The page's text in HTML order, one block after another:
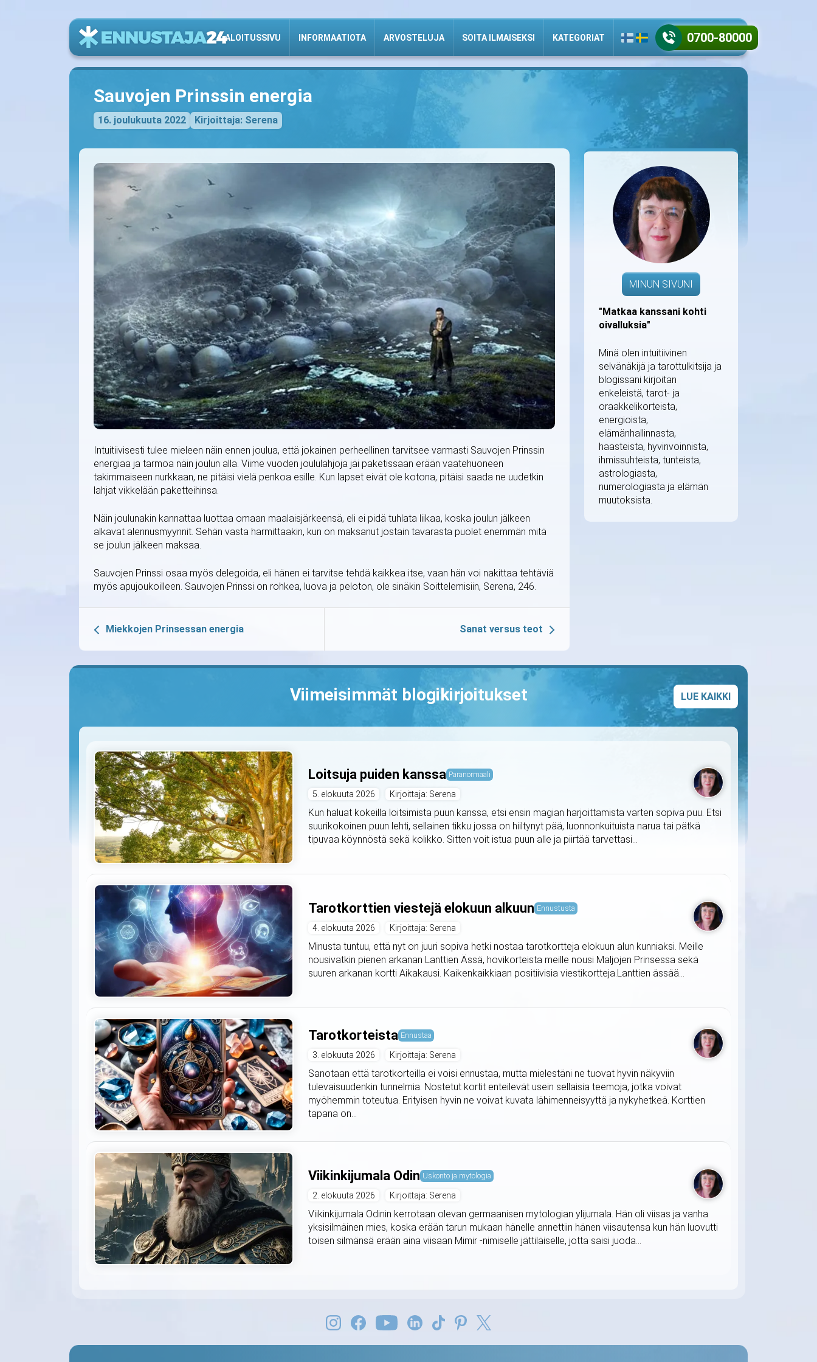
ALOITUSSIVU INFORMAATIOTA ARVOSTELUJA SOITA ILMAISEKSI KATEGORIAT 0700-80000
Sauvojen Prinssin energia
16. joulukuuta 2022 Kirjoittaja: Serena
Intuitiivisesti tulee mieleen näin ennen joulua, että jokainen perheellinen tarvitsee varmasti Sauvojen Prinssin
energiaa ja tarmoa näin joulun alla. Viime vuoden joululahjoja jäi paketissaan erään vaatehuoneen
takimmaiseen nurkkaan, ne pitäisi vielä penkoa esille. Kun lapset eivät ole kotona, pitäisi saada ne uudetkin
lahjat vikkelään paketteihinsa.
Näin joulunakin kannattaa luottaa omaan maalaisjärkeensä, eli ei pidä tuhlata liikaa, koska joulun jälkeen
alkavat alennusmyynnit. Sehän vasta harmittaakin, kun on maksanut jostain tavarasta puolet enemmän mitä
se joulun jälkeen maksaa.
Sauvojen Prinssi osaa myös delegoida, eli hänen ei tarvitse tehdä kaikkea itse, vaan hän voi nakittaa tehtäviä
myös apujoukoilleen. Sauvojen Prinssi on rohkea, luova ja peloton, ole sinäkin Soittelemisiin, Serena, 246.
Miekkojen Prinsessan energia Sanat versus teot
MINUN SIVUNI
"Matkaa kanssani kohti
oivalluksia"
Minä olen intuitiivinen
selvänäkijä ja tarottulkitsija ja
blogissani kirjoitan
enkeleistä, tarot- ja
oraakkelikorteista,
energioista,
elämänhallinnasta,
haasteista, hyvinvoinnista,
ihmissuhteista, tunteista,
astrologiasta,
numerologiasta ja elämän
muutoksista.
Viimeisimmät blogikirjoitukset LUE KAIKKI
Loitsuja puiden kanssa Paranormaali
5. elokuuta 2026 Kirjoittaja: Serena
Kun haluat kokeilla loitsimista puun kanssa, etsi ensin magian harjoittamista varten sopiva puu. Etsi
suurikokoinen puun lehti, sellainen tikku jossa on hiiltynyt pää, luonnonkuituista narua tai pätkä
tipuvaa köynnöstä sekä kolikko. Sitten voit istua puun alle ja piirtää tarvettasi...
Tarotkorttien viestejä elokuun alkuun Ennustusta
4. elokuuta 2026 Kirjoittaja: Serena
Minusta tuntuu, että nyt on juuri sopiva hetki nostaa tarotkortteja elokuun alun kunniaksi. Meille
nousivatkin pienen arkanan Lanttien Ässä, hovikorteista meille nousi Maljojen Prinsessa sekä
suuren arkanan kortti Aikakausi. Kaikenkaikkiaan positiivisia viestikortteja.Lanttien ässää...
Tarotkorteista Ennustaa
3. elokuuta 2026 Kirjoittaja: Serena
Sanotaan että tarotkorteilla ei voisi ennustaa, mutta mielestäni ne tuovat hyvin näkyviin
tulevaisuudenkin tunnelmia. Nostetut kortit enteilevät usein sellaisia teemoja, jotka voivat
myöhemmin toteutua. Erityisen hyvin ne voivat kuvata lähimenneisyyttä ja nykyhetkeä. Korttien
tapana on...
Viikinkijumala Odin Uskonto ja mytologia
2. elokuuta 2026 Kirjoittaja: Serena
Viikinkijumala Odinin kerrotaan olevan germaanisen mytologian ylijumala. Hän oli viisas ja vanha
yksisilmäinen mies, koska erään tarun mukaan hänelle annettiin hänen viisautensa kun hän luovutti
toisen silmänsä erään aina viisaan Mimir -nimiselle jättiläiselle, jotta saisi juoda...